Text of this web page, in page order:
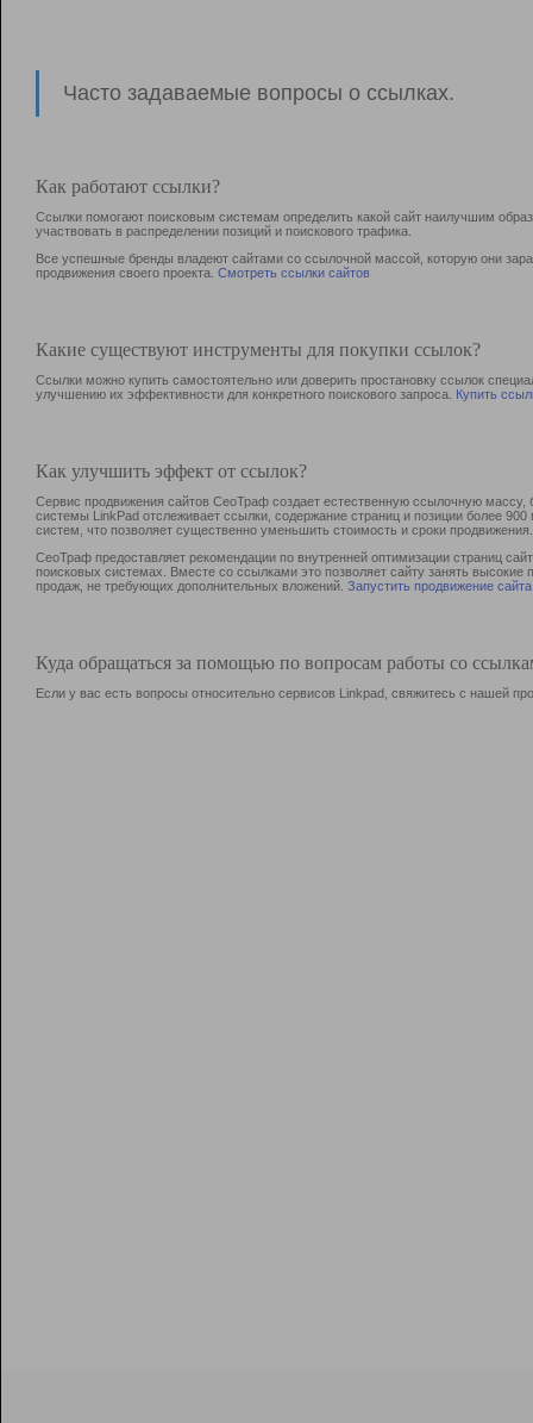
Часто задаваемые вопросы о ссылках.
Как работают ссылки?
Ссылки помогают поисковым системам определить какой сайт наилучшим
участвовать в раcпределении позиций и поискового трафика.
Все успешные бренды владеют сайтами со ссылочной массой, которую они
продвижения своего проекта. Смотреть ссылки сайтов
Какие существуют инструменты для покупки ссылок?
Ссылки можно купить самостоятельно или доверить простановку ссылок
улучшению их эффективности для конкретного поискового запроса. Купить
Как улучшить эффект от ссылок?
Сервис продвижения сайтов СеоТраф создает естественную ссылочную
системы LinkPad отслеживает ссылки, содержание страниц и позиции более
систем, что позволяет существенно уменьшить стоимость и сроки продвижения.
СеоТраф предоставляет рекомендации по внутренней оптимизации страниц
поисковых системах. Вместе со ссылками это позволяет сайту занять
продаж, не требующих дополнительных вложений. Запустить продвижение сайта
Куда обращаться за помощью по вопросам работы со
Если у вас есть вопросы относительно сервисов Linkpad, свяжитесь с нашей